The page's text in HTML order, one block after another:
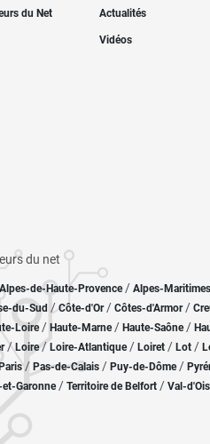
du Net Actualités
Vidéos
du net
Alpes-de-Haute-Provence / Alpes-Maritimes
du-Sud /Côte-d'Or / Côtes-d'Armor/
Loire/ Haute-Marne/ Haute-Saône/
/ Loire/ Loire-Atlantique/ Loiret / Lot /
Paris / Pas-de-Calais / Puy-de-Dôme/
et-Garonne/ Territoire de Belfort / Val-